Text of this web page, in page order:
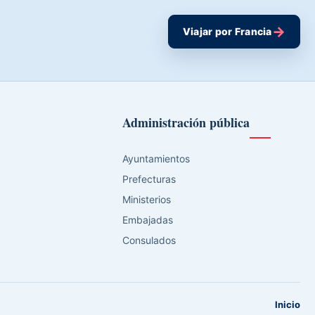
Viajar por Francia→
Administración pública
Ayuntamientos
Prefecturas
Ministerios
Embajadas
Consulados
Inicio